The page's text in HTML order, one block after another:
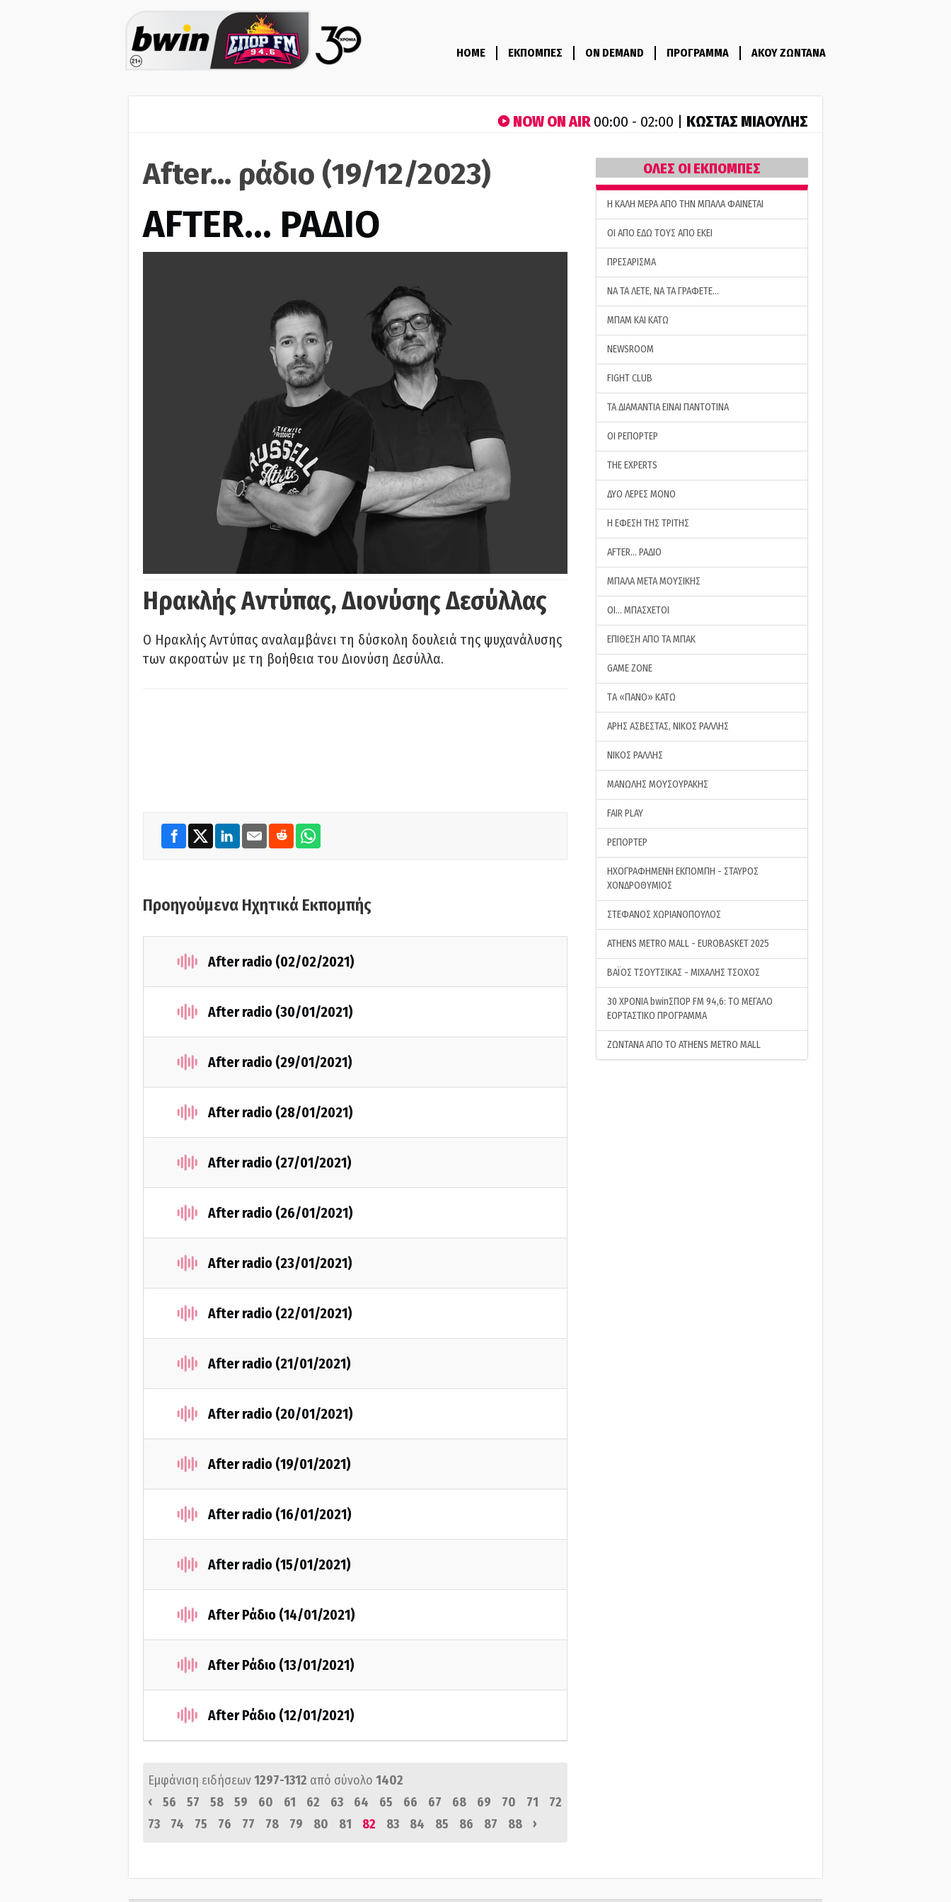
HOME ΕΚΠΟΜΠΕΣ ON DEMAND ΠΡΟΓΡΑΜΜΑ ΑΚΟΥ ΖΩΝΤΑΝΑ
NOW ON AIR00:00 - 02:00 | ΚΩΣΤΑΣ ΜΙΑΟΥΛΗΣ
After... ράδιο (19/12/2023)
AFTER… ΡΑΔΙΟ
Ηρακλής Αντύπας, Διονύσης Δεσύλλας
Ο Ηρακλής Αντύπας αναλαμβάνει τη δύσκολη δουλειά της ψυχανάλυσης
των ακροατών με τη βοήθεια του Διονύση Δεσύλλα.
Προηγούμενα Ηχητικά Εκπομπής
After radio (02/02/2021)
After radio (30/01/2021)
After radio (29/01/2021)
After radio (28/01/2021)
After radio (27/01/2021)
After radio (26/01/2021)
After radio (23/01/2021)
After radio (22/01/2021)
After radio (21/01/2021)
After radio (20/01/2021)
After radio (19/01/2021)
After radio (16/01/2021)
After radio (15/01/2021)
After Ράδιο (14/01/2021)
After Ράδιο (13/01/2021)
After Ράδιο (12/01/2021)
Εμφάνιση ειδήσεων1297-1312 από σύνολο 1402
‹
56 57 58 59 60 61 62 63 64 65 66 67 68 69 70 71
72
73
74 75 76 77 78 79 80 81 82 83 84 85 86 87 88 ›
ΟΛΕΣ ΟΙ ΕΚΠΟΜΠΕΣ
H ΚΑΛΗ ΜΕΡΑ ΑΠΟ ΤΗΝ ΜΠΑΛΑ ΦΑΙΝΕΤΑΙ
ΟΙ ΑΠΟ ΕΔΩ ΤΟΥΣ ΑΠΟ ΕΚΕΙ
ΠΡΕΣΑΡΙΣΜΑ
ΝΑ ΤΑ ΛΕΤΕ, ΝΑ ΤΑ ΓΡΑΦΕΤΕ…
ΜΠΑΜ ΚΑΙ ΚΑΤΩ
NEWSROOM
FIGHT CLUB
ΤΑ ΔΙΑΜΑΝΤΙΑ ΕΙΝΑΙ ΠΑΝΤΟΤΙΝΑ
ΟΙ ΡΕΠΟΡΤΕΡ
THE EXPERTS
ΔΥΟ ΛΕΡΕΣ ΜΟΝΟ
Η ΕΦΕΣΗ ΤΗΣ ΤΡΙΤΗΣ
AFTER… ΡΑΔΙΟ
ΜΠΑΛΑ ΜΕΤΑ ΜΟΥΣΙΚΗΣ
ΟΙ… ΜΠΑΣΧΕΤΟΙ
ΕΠΙΘΕΣΗ ΑΠΟ ΤΑ ΜΠΑΚ
GAME ZONE
ΤA «ΠΑΝΟ» ΚΑΤΩ
ΑΡΗΣ ΑΣΒΕΣΤΑΣ, ΝΙΚΟΣ ΡΑΛΛΗΣ
ΝΙΚΟΣ ΡΑΛΛΗΣ
ΜΑΝΩΛΗΣ ΜΟΥΣΟΥΡΑΚΗΣ
FAIR PLAY
ΡΕΠΟΡΤΕΡ
ΗΧΟΓΡΑΦΗΜΕΝΗ ΕΚΠΟΜΠΗ - ΣΤΑΥΡΟΣ
ΧΟΝΔΡΟΘΥΜΙΟΣ
ΣΤΕΦΑΝΟΣ ΧΩΡΙΑΝΟΠΟΥΛΟΣ
ATHENS METRO MALL - EUROBASKET 2025
ΒΑΪΟΣ ΤΣΟΥΤΣΙΚΑΣ - ΜΙΧΑΛΗΣ ΤΣΟΧΟΣ
30 ΧΡΟΝΙΑ bwinΣΠΟΡ FM 94,6: ΤΟ ΜΕΓΑΛΟ
ΕΟΡΤΑΣΤΙΚΟ ΠΡΟΓΡΑΜΜΑ
ΖΩΝΤΑΝΑ ΑΠΟ ΤΟ ATHENS METRO MALL